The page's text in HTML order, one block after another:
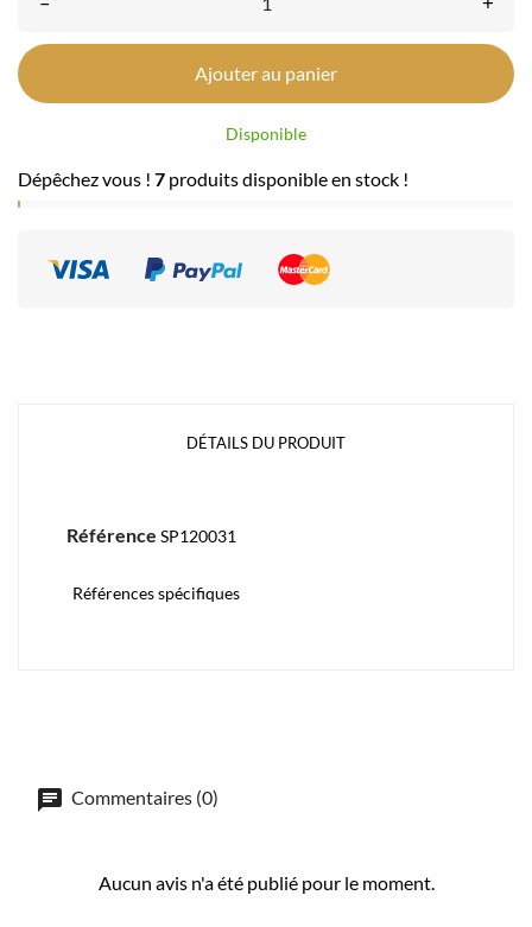
Ajouter au panier
Disponible
Dépêchez vous ! 7 produits disponible en stock !
DÉTAILS DU PRODUIT
Référence SP120031
Références spécifiques
Commentaires (0)
Aucun avis n'a été publié pour le moment.